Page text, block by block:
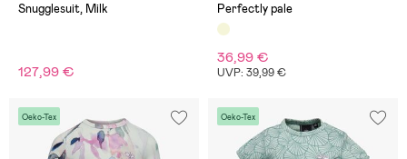
Snugglesuit, Milk
127,99 €
Perfectly pale
36,99 €
UVP: 39,99 €
Oeko-Tex Oeko-Tex